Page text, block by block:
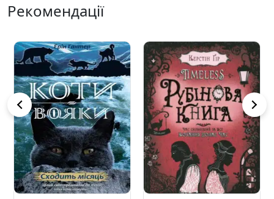
Рекомендації